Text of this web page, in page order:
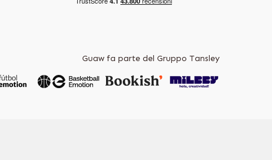
Guaw fa parte del Gruppo Tansley